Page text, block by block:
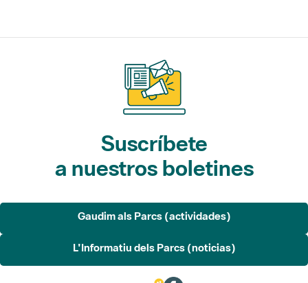
Suscríbete
a nuestros boletines
Gaudim als Parcs (actividades)